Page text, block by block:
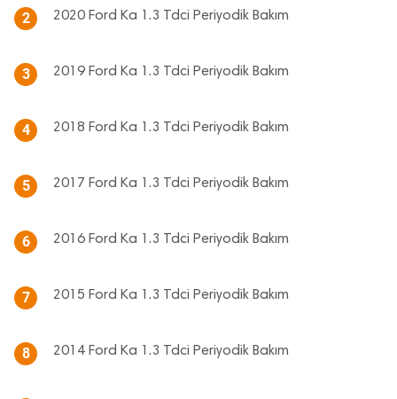
2 2020 Ford Ka 1.3 Tdci Periyodik Bakım
3 2019 Ford Ka 1.3 Tdci Periyodik Bakım
4 2018 Ford Ka 1.3 Tdci Periyodik Bakım
5 2017 Ford Ka 1.3 Tdci Periyodik Bakım
6 2016 Ford Ka 1.3 Tdci Periyodik Bakım
7 2015 Ford Ka 1.3 Tdci Periyodik Bakım
8 2014 Ford Ka 1.3 Tdci Periyodik Bakım